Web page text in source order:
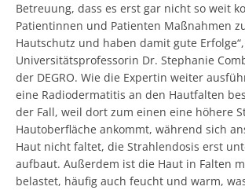
Betreuung, dass es erst gar nicht so weit
Patientinnen und Patienten Maßnahmen
Hautschutz und haben damit gute
Universitätsprofessorin Dr. Stephanie
der DEGRO. Wie die Expertin weiter
eine Radiodermatitis an den Hautfalten
der Fall, weil dort zum einen eine höhere
Hautoberfläche ankommt, während sich
Haut nicht faltet, die Strahlendosis erst
aufbaut. Außerdem ist die Haut in Falten
belastet, häufig auch feucht und warm,